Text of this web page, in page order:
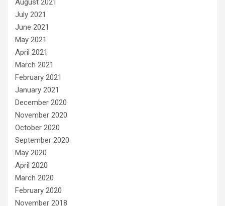
August 2021
July 2021
June 2021
May 2021
April 2021
March 2021
February 2021
January 2021
December 2020
November 2020
October 2020
September 2020
May 2020
April 2020
March 2020
February 2020
November 2018